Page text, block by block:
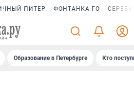
ПИТЕР ФОНТАНКА ГО
Образование в Петербурге Кто